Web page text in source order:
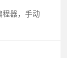
程器，手动